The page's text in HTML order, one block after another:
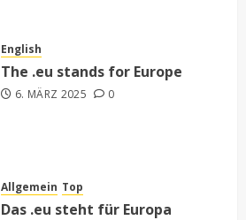
English
The .eu stands for Europe
6. MÄRZ 2025 0
Allgemein Top
Das .eu steht für Europa